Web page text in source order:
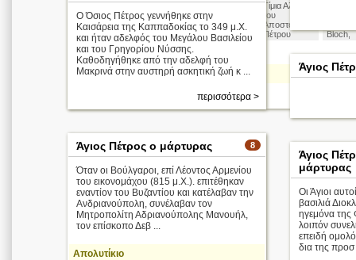
Σταύρωση
του
Αποστόλου
Πέτρου
Καραβάτζιο
Πέτρος &
Παύλος οι
θεμελιωτές
της
Χριστιανικής
Εκκλησίας
Άγιος Πέτρος
Δομήνικος
Θεοτοκόπου
λος
Τίμια Αλυσίδα
του
Αποστόλου
Πέτρου
Bloch,
Απολυτίκιο
Ο Όσιος Πέτρος γεννήθηκε στην
Καισάρεια της Καππαδοκίας το 349 μ.Χ.
και ήταν αδελφός του Μεγάλου Βασιλείου
και του Γρηγορίου Νύσσης.
Καθοδηγήθηκε από την αδελφή του
Μακρινά στην αυστηρή ασκητική ζωή κ ...
περισσότερα >
Άγιος
8
Άγιος Πέτρος ο μάρτυρας
Όταν οι Βούλγαροι, επί Λέοντος Αρμενίου
του εικονομάχου (815 μ.Χ.). επιτέθηκαν
εναντίον του Βυζαντίου και κατέλαβαν την
Ανδριανούπολη, συνέλαβαν τον
Μητροπολίτη Αδριανούπολης Μανουήλ,
τον επίσκοπο Δεβ ...
Απολυτίκιο
Άγιος
μάρτυρας
Οι Άγιοι
βασιλιά
ηγεμόνα της
λοιπόν
επειδή
δια της προσ